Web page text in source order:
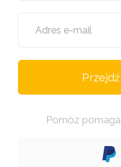
Adres e-mail
Pomóz